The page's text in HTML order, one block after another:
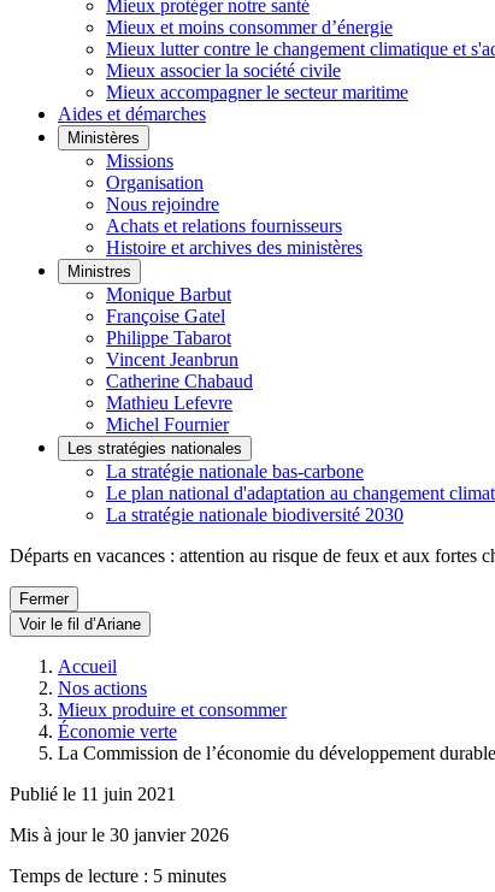
Mieux protéger notre santé
Mieux et moins consommer d’énergie
Mieux lutter contre le changement climatique et
Mieux associer la société civile
Mieux accompagner le secteur maritime
Aides et démarches
Ministères
Missions
Organisation
Nous rejoindre
Achats et relations fournisseurs
Histoire et archives des ministères
Ministres
Monique Barbut
Françoise Gatel
Philippe Tabarot
Vincent Jeanbrun
Catherine Chabaud
Mathieu Lefevre
Michel Fournier
Les stratégies nationales
La stratégie nationale bas-carbone
Le plan national d'adaptation au changement
La stratégie nationale biodiversité 2030
Départs en vacances : attention au risque de feux et aux fortes
Fermer
Voir le fil d’Ariane
Accueil
Nos actions
Mieux produire et consommer
Économie verte
La Commission de l’économie du développement durable
Publié le 11 juin 2021
Mis à jour le 30 janvier 2026
Temps de lecture : 5 minutes